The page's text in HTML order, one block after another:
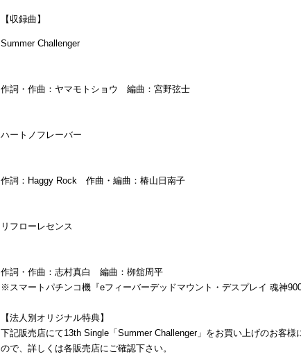
【収録曲】
Summer Challenger
作詞・作曲：ヤマモトショウ 編曲：宮野弦士
ハートノフレーバー
作詞： Haggy Rock 作曲・編曲：椿山日南子
リフローレセンス
作詞・作曲：志村真白 編曲：栁舘周平
※スマートパチンコ機『eフィーバーデッドマウント・デスプレイ 魂神
【法人別オリジナル特典】
下記販売店にて13th Single 「 Summer Challenger」をお買い上げのお客様
ので、詳しくは各販売店にご確認下さい。